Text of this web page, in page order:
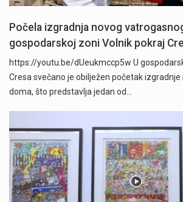
Počela izgradnja novog
gospodarskoj zoni Volnik pokraj
https://youtu.be/dUeukmccp5w U
Cresa svečano je obilježen početak
doma, što predstavlja jedan od…